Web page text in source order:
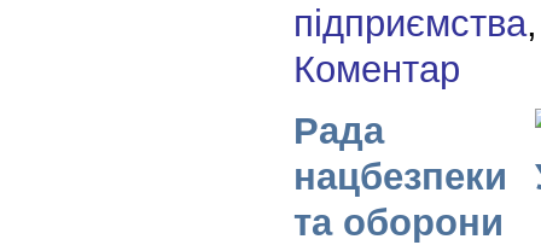
підприємства
Коментар
Рада
нацбезпеки
та оборони